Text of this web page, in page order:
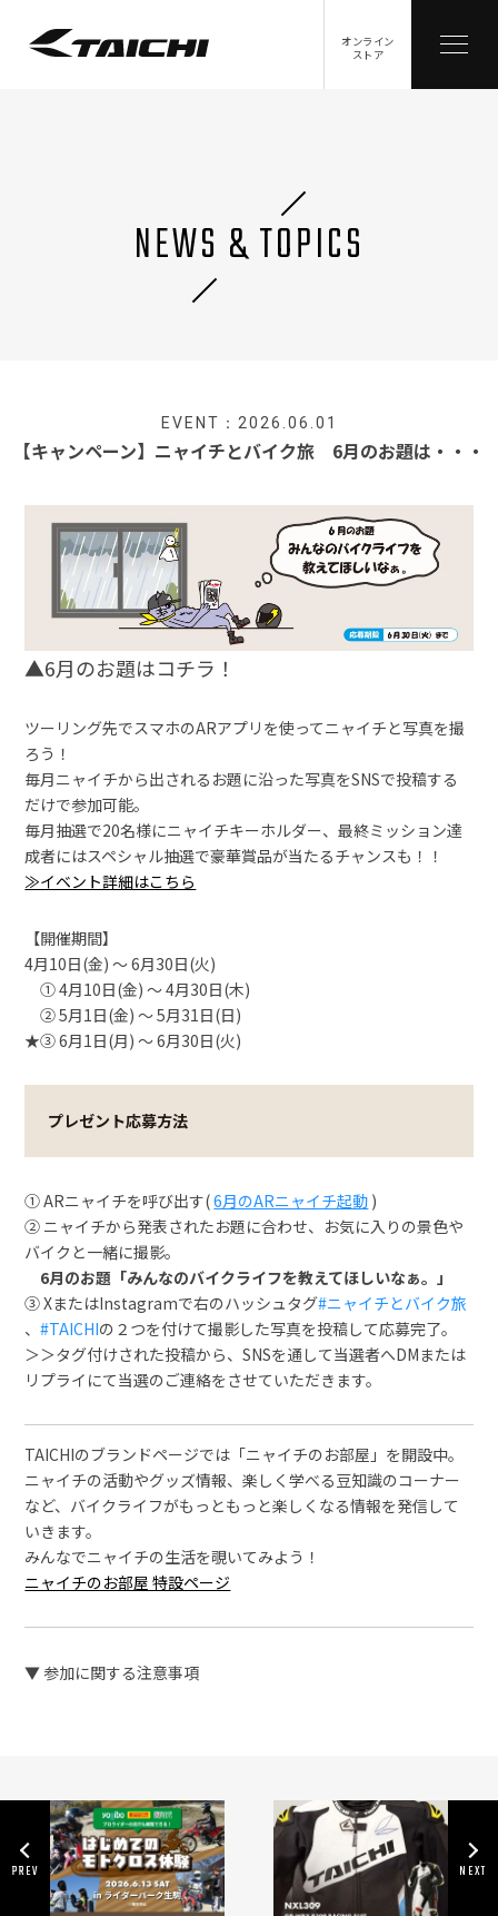
オンライン
ストア
NEWS & TOPICS
EVENT：2026.06.01
【キャンペーン】ニャイチとバイク旅 6月のお題は・・・
▲6月のお題はコチラ！
ツーリング先でスマホのARアプリを使ってニャイチと写真を撮
ろう！
毎月ニャイチから出されるお題に沿った写真をSNSで投稿する
だけで参加可能。
毎月抽選で20名様にニャイチキーホルダー、最終ミッション達
成者にはスペシャル抽選で豪華賞品が当たるチャンスも！！
≫イベント詳細はこちら
【開催期間】
4月10日(金) ～ 6月30日(火)
① 4月10日(金) ～ 4月30日(木)
② 5月1日(金) ～ 5月31日(日)
★③ 6月1日(月) ～ 6月30日(火)
プレゼント応募方法
① ARニャイチを呼び出す(6月のARニャイチ起動 )
② ニャイチから発表されたお題に合わせ、お気に入りの景色や
バイクと一緒に撮影。
6月のお題「みんなのバイクライフを教えてほしいなぁ。」
③ XまたはInstagramで右のハッシュタグ#ニャイチとバイク旅
、#TAICHIの２つを付けて撮影した写真を投稿して応募完了。
＞＞タグ付けされた投稿から、SNSを通して当選者へDMまたは
リプライにて当選のご連絡をさせていただきます。
TAICHIのブランドページでは「ニャイチのお部屋」を開設中。
ニャイチの活動やグッズ情報、楽しく学べる豆知識のコーナー
など、バイクライフがもっともっと楽しくなる情報を発信して
いきます。
みんなでニャイチの生活を覗いてみよう！
ニャイチのお部屋 特設ページ
▼ 参加に関する注意事項